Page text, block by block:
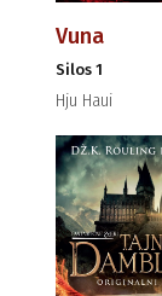
Vuna
Silos 1
Hju Haui